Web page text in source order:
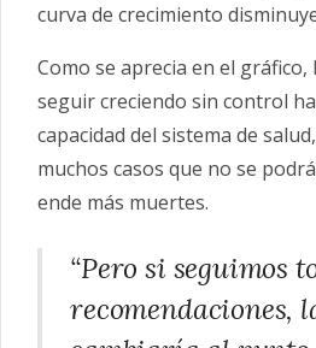
curva de crecimiento
Como se aprecia en el gráfico,
seguir creciendo sin control
capacidad del sistema de
muchos casos que no se
ende más muertes.
“Pero si seguimos
recomendaciones,